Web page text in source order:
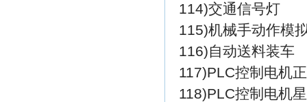
114)交通信号灯
115)机械手动作模
116)自动送料装车
117)PLC控制电机
118)PLC控制电机